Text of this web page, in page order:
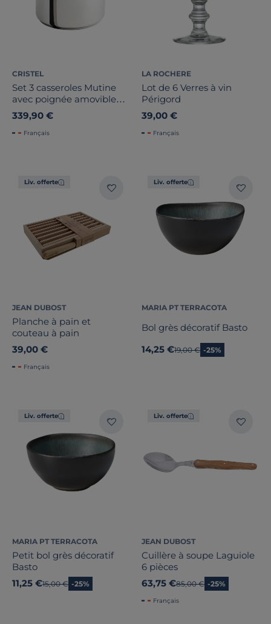
CRISTEL
Set 3 casseroles Mutine
avec poignée amovible
noire
339,90 €
Français
LA ROCHERE
Lot de 6 Verres à vin
Périgord
39,00 €
Français
Liv. offerte
JEAN DUBOST
Planche à pain et
couteau à pain
39,00 €
Français
Liv. offerte
MARIA PT TERRACOTA
Bol grès décoratif Basto
14,25 €Ancien prix
19,00 € -25%
Liv. offerte
MARIA PT TERRACOTA
Petit bol grès décoratif
Basto
11,25 €Ancien prix
15,00 € -25%
Liv. offerte
JEAN DUBOST
Cuillère à soupe Laguiole
6 pièces
63,75 €Ancien prix
85,00 € -25%
Français